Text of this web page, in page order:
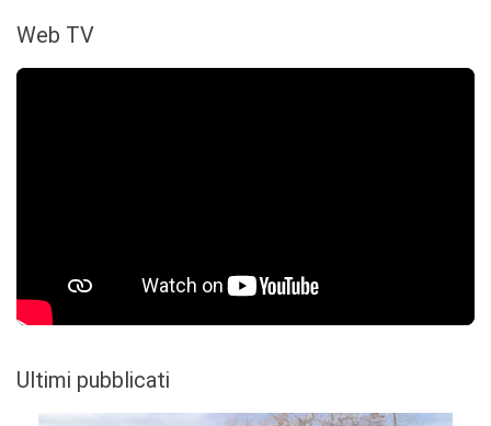
Web TV
Ultimi pubblicati